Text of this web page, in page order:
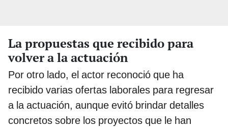
La propuestas que recibido para
volver a la actuación
Por otro lado, el actor reconoció que ha
recibido varias ofertas laborales para regresar
a la actuación, aunque evitó brindar detalles
concretos sobre los proyectos que le han